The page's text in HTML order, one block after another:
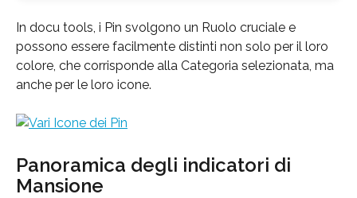
In docu tools, i Pin svolgono un Ruolo cruciale e
possono essere facilmente distinti non solo per il loro
colore, che corrisponde alla Categoria selezionata, ma
anche per le loro icone.
Panoramica degli indicatori di
Mansione